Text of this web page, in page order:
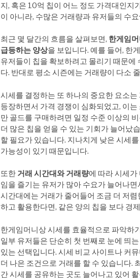
지, 혹은 10억 칩이 어느 정도 가격대인지
이 아니라, 수많은 거래량과 유저들의 수
최근 몇 달간의 흐름을 살펴보면, 한게임
급등하는 양상을 보입니다. 예를 들어, 한
유저들이 칩을 확보하려고 몰리기 때문
다. 반대로 평소 시즌에는 거래량이 다소
시세를 결정하는 또 하나의 중요한 요소는
등장하면서 가격 경쟁이 심화되었고, 이
만 골드를 구매하려면 일정 수준 이상의
더 많은 칩을 얻을 수 있는 기회가 늘어났
할 필요가 있습니다. 지나치게 낮은 시세
가능성이 있기 때문입니다.
또한 거래 시간대와 거래량에 따라 시세가
임을 즐기는 유저가 많아 수요가 늘어나
시간대에는 거래가 줄어들어 조금 더 저
하고 활용한다면, 같은 양의 칩을 보다 경
한게임머니상 시세를 효율적으로 파악하
일부 유저들은 단순히 첫 번째로 눈에 띄
있는 선택입니다. 시세 비교 사이트나 커
더 나은 조건으로 거래를 할 수 있습니다.
간 시세를 공유하는 곳도 늘어나고 있어